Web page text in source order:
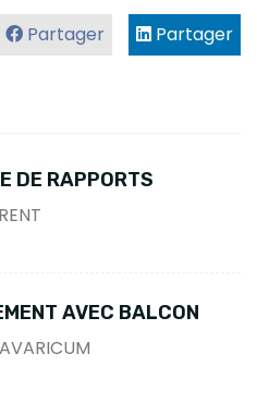
Partager
Partager
DE RAPPORTS
AVEC BALCON